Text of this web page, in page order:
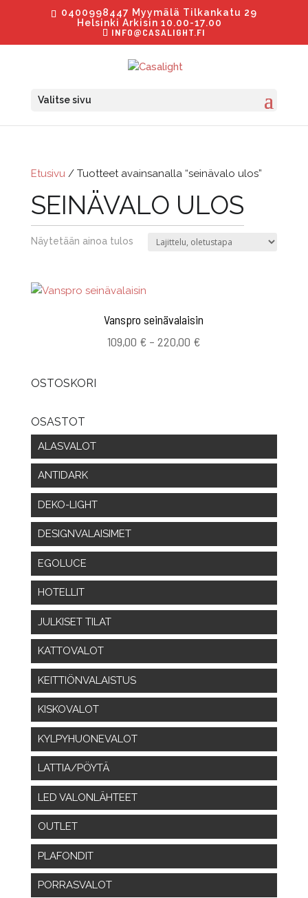
0400998447 Myymälä Tilkankatu 29
Helsinki Arkisin 10.00-17.00
INFO@CASALIGHT.FI
Valitse sivu
Etusivu/ Tuotteet avainsanalla “seinävalo ulos”
SEINÄVALO ULOS
Näytetään ainoa tulos
Vanspro seinävalaisin
109,00 € – 220,00 €Hintaluokka:
OSTOSKORI
OSASTOT
ALASVALOT
ANTIDARK
DEKO-LIGHT
DESIGNVALAISIMET
EGOLUCE
HOTELLIT
JULKISET TILAT
KATTOVALOT
KEITTIÖNVALAISTUS
KISKOVALOT
KYLPYHUONEVALOT
LATTIA/PÖYTÄ
LED VALONLÄHTEET
OUTLET
PLAFONDIT
PORRASVALOT